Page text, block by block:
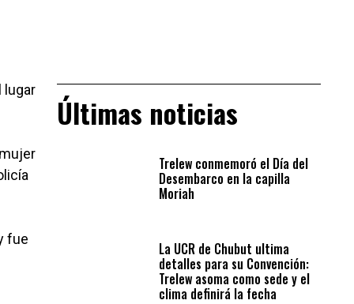
lugar
fue
Últimas noticias
Trelew conmemoró el Día del
Desembarco en la capilla
Moriah
La UCR de Chubut ultima
detalles para su Convención:
Trelew asoma como sede y el
clima definirá la fecha